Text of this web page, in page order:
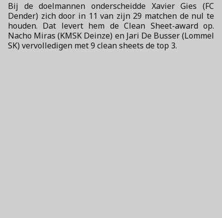
Bij de doelmannen onderscheidde Xavier Gies (FC
Dender) zich door in 11 van zijn 29 matchen de nul te
houden. Dat levert hem de Clean Sheet-award op.
Nacho Miras (KMSK Deinze) en Jari De Busser (Lommel
SK) vervolledigen met 9 clean sheets de top 3.